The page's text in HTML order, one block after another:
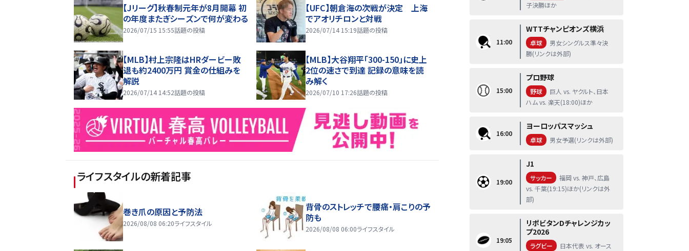
【Jリーグ】秋春制元年が8月開幕 初
の年度またぎシーズンで何が変わる
2026/07/15 15:55話題の投稿
【UFC】朝倉海の次戦が決定 上海
でアオリチロンと対戦
2026/07/14 15:19話題の投稿
【MLB】村上宗隆はHRダービー敗
退も約2400万円 賞金の仕組みを
解説
2026/07/14 14:52話題の投稿
【MLB】大谷翔平「300-150」に史上
2位の速さで到達 記録の意味を読
み解く
2026/07/10 17:26話題の投稿
ライフスタイルの新着記事
巻き爪の原因と予防法
2026/08/08 06:20ライフスタイル
背骨のストレッチで腰痛・肩こりの予
防も
2026/08/08 06:00ライフスタイル
子決勝ほか
11:00
WTTチャンピオンズ横浜
卓球
男女シングルス準々決
勝(リンクは外部)
15:00
プロ野球
野球
巨人 vs. ヤクルト、日本
ハム vs. 楽天(18:00)ほか
16:00
ヨーロッパスマッシュ
卓球 男女予選(リンクは外部)
19:00
J1
サッカー
福岡 vs. 神戸、広島
vs. 千葉(19:15)ほか(リンクは外
部)
19:05
リポビタンDチャレンジカッ
プ2026
ラグビー
日本代表 vs. オース